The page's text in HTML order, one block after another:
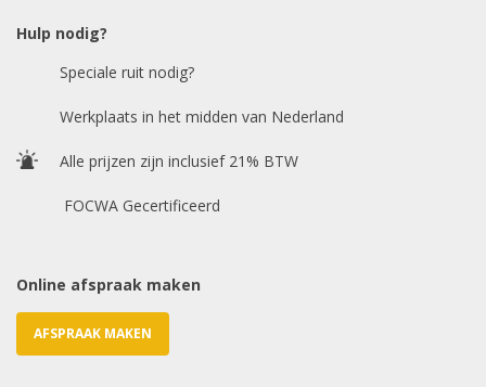
E-mailadres *
Hulp nodig?
Speciale ruit nodig?
Werkplaats in het midden van Nederland
Alle prijzen zijn inclusief 21% BTW
FOCWA Gecertificeerd
Online afspraak maken
AFSPRAAK MAKEN